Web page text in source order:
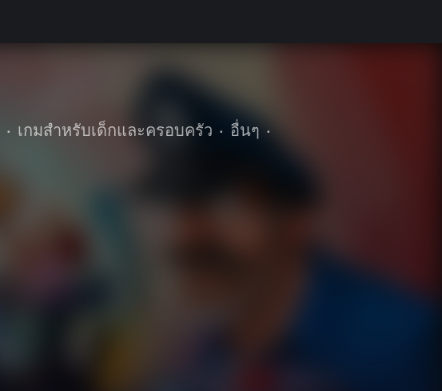
• เกมสำหรับเด็กและครอบครัว • อื่นๆ •